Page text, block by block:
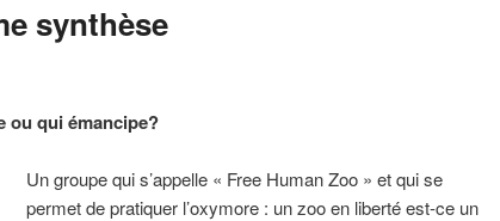
synthèse
ou qui émancipe?
Un groupe qui s’appelle « Free Human Zoo » et qui se
permet de pratiquer l’oxymore : un zoo en liberté est-ce un